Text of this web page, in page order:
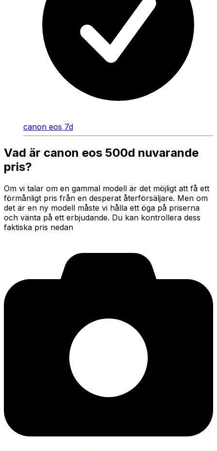
canon eos 7d
Vad är canon eos 500d nuvarande
pris?
Om vi talar om en gammal modell är det möjligt att få ett
förmånligt pris från en desperat återförsäljare. Men om
det är en ny modell måste vi hålla ett öga på priserna
och vänta på ett erbjudande. Du kan kontrollera dess
faktiska pris nedan